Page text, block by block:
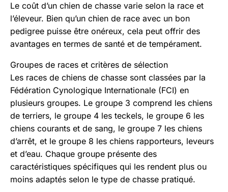
Le coût d’un chien de chasse varie selon la race et
l’éleveur. Bien qu’un chien de race avec un bon
pedigree puisse être onéreux, cela peut offrir des
avantages en termes de santé et de tempérament.
Groupes de races et critères de sélection
Les races de chiens de chasse sont classées par la
Fédération Cynologique Internationale (FCI) en
plusieurs groupes. Le groupe 3 comprend les chiens
de terriers, le groupe 4 les teckels, le groupe 6 les
chiens courants et de sang, le groupe 7 les chiens
d’arrêt, et le groupe 8 les chiens rapporteurs, leveurs
et d’eau. Chaque groupe présente des
caractéristiques spécifiques qui les rendent plus ou
moins adaptés selon le type de chasse pratiqué.